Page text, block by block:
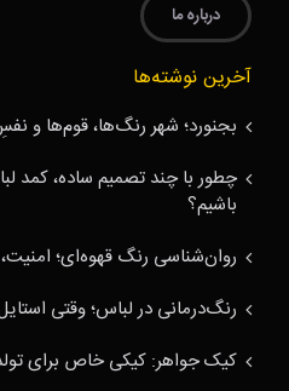
درباره ما
آخرین نوشته‌ها
بجنورد؛ شهر رنگ‌ها، قوم‌ها و
چطور با چند تصمیم ساده، کمد
باشیم؟
روان‌شناسی رنگ قهوه‌ای؛
رنگ‌درمانی در لباس؛ وقتی
کیک جواهر: کیکی خاص برای تولد ۶۲ سالگی نیتا